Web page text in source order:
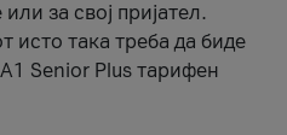
за свој пријател.
исто така треба да биде
Senior Plus тарифен